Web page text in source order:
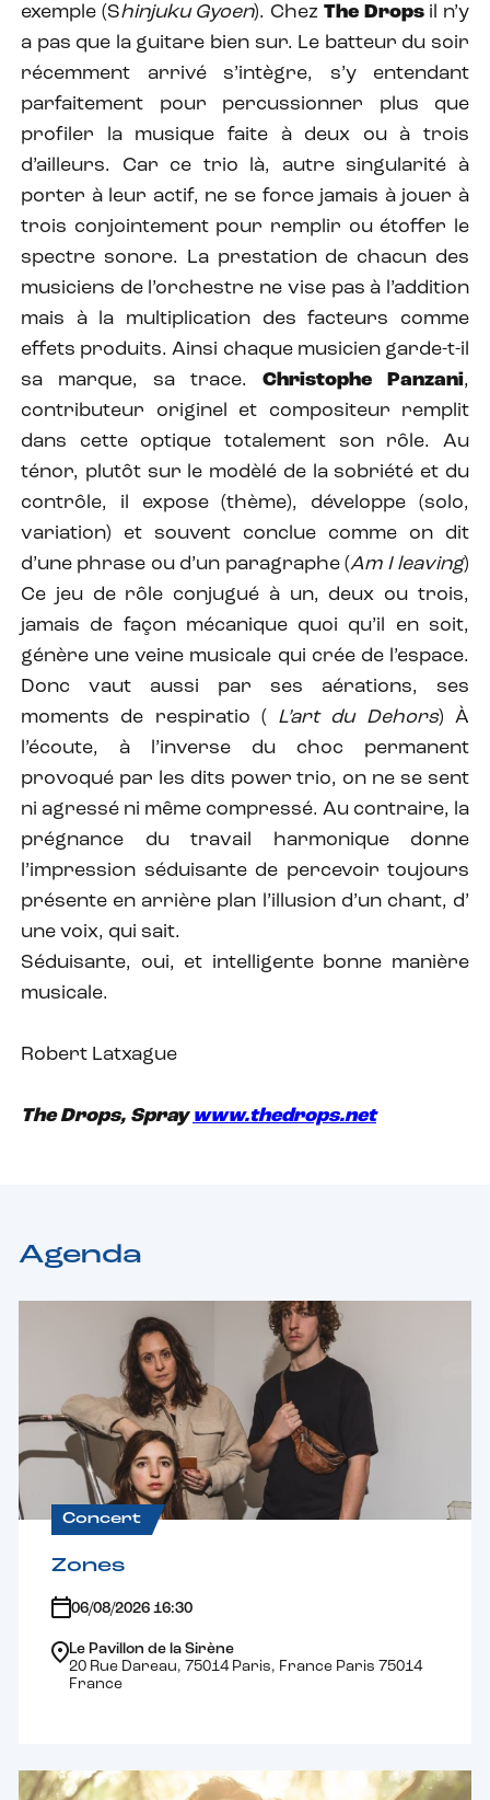
exemple (Shinjuku Gyoen). Chez The Dropsil n’y
a pas que la guitare bien sur. Le batteur du soir
récemment arrivé s’intègre, s’y entendant
parfaitement pour percussionner plus que
profiler la musique faite à deux ou à trois
d’ailleurs. Car ce trio là, autre singularité à
porter à leur actif, ne se force jamais à jouer à
trois conjointement pour remplir ou étoffer le
spectre sonore. La prestation de chacun des
musiciens de l’orchestre ne vise pas à l’addition
mais à la multiplication des facteurs comme
effets produits. Ainsi chaque musicien garde-t-il
sa marque, sa trace. Christophe Panzani,
contributeur originel et compositeur remplit
dans cette optique totalement son rôle. Au
ténor, plutôt sur le modèlé de la sobriété et du
contrôle, il expose (thème), développe (solo,
variation) et souvent conclue comme on dit
d’une phrase ou d’un paragraphe (Am I leaving)
Ce jeu de rôle conjugué à un, deux ou trois,
jamais de façon mécanique quoi qu’il en soit,
génère une veine musicale qui crée de l’espace.
Donc vaut aussi par ses aérations, ses
moments de respiratio ( L’art du Dehors) À
l’écoute, à l’inverse du choc permanent
provoqué par les dits power trio, on ne se sent
ni agressé ni même compressé. Au contraire, la
prégnance du travail harmonique donne
l’impression séduisante de percevoir toujours
présente en arrière plan l’illusion d’un chant, d’
une voix, qui sait.
Séduisante, oui, et intelligente bonne manière
musicale.
Robert Latxague
The Drops, Spray www.thedrops.net
Agenda
Concert
Zones
06/08/2026 16:30
Le Pavillon de la Sirène
20 Rue Dareau, 75014 Paris, France Paris 75014
France